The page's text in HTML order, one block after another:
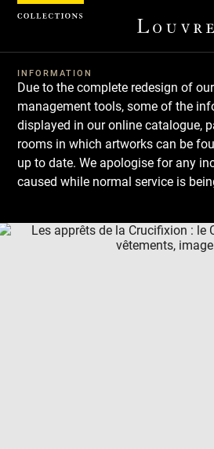
INFORMATION
Due to the complete redesign of
management tools, some of the
displayed in our online catalogue,
rooms in which artworks can be
up to date. We apologise for any
caused while normal service is
Download
Next
Previous
Cookies management panel